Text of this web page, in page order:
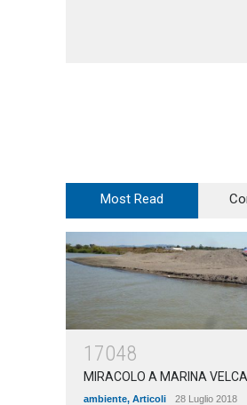
Most Read
17048
MIRACOLO A MARINA VELCA
ambiente, Articoli 28 Luglio 2018